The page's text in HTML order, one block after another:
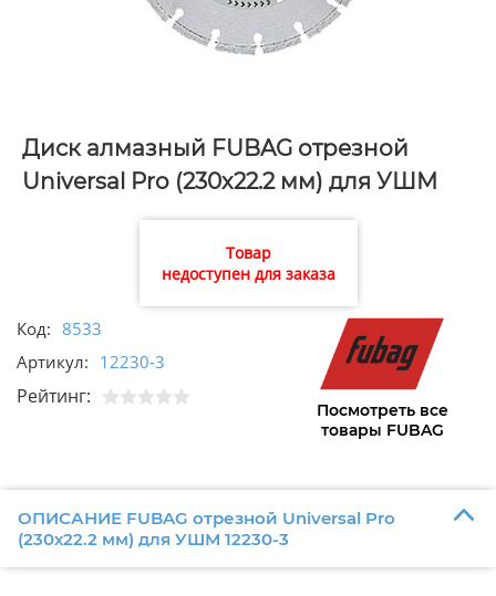
Диск алмазный FUBAG отрезной
Universal Pro (230х22.2 мм) для УШМ
Товар
недоступен для заказа
Код: 8533
Артикул: 12230-3
Рейтинг:
Посмотреть все
товары FUBAG
ОПИСАНИЕ FUBAG отрезной Universal Pro
(230х22.2 мм) для УШМ 12230-3